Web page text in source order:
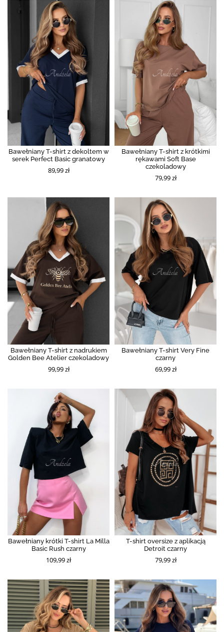
Bawełniany T-shirt z dekoltem w
serek Perfect Basic granatowy
89,99 zł
Bawełniany T-shirt z krótkimi
rękawami Soft Base
czekoladowy
79,99 zł
Bawełniany T-shirt z nadrukiem
Golden Bee Atelier czekoladowy
99,99 zł
Bawełniany T-shirt Very Fine
czarny
69,99 zł
Bawełniany krótki T-shirt La Milla
Basic Rush czarny
109,99 zł
T-shirt oversize z aplikacją
Detroit czarny
79,99 zł